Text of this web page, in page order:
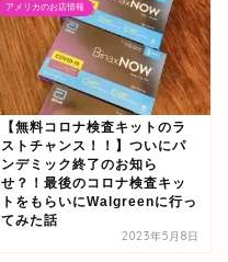
アメリカのお店情報
【無料コロナ検査キットのラ
ストチャンス！！】ついにパ
ンデミック終了のお知ら
せ？！最後のコロナ検査キッ
トをもらいにWalgreenに行っ
てみた話
2023年5月8日